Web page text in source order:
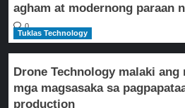
agham at modernong paraan
0
Tuklas Technology
Drone Technology malaki
mga magsasaka sa
production